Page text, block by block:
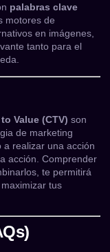
palabras clave
motores de
en imágenes,
tanto para el
Value (CTV) son
de marketing
a realizar una acción
acción. Comprender
te permitirá
tus